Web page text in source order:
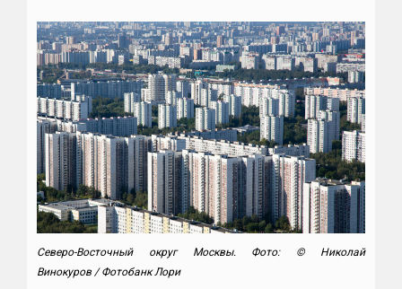
Северо-Восточный округ Москвы. Фото: © Николай
Винокуров / Фотобанк Лори